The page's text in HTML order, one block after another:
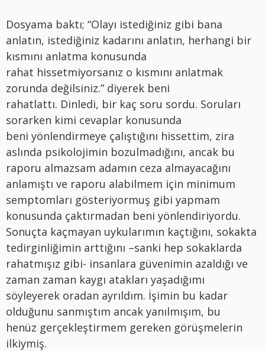
Dosyama baktı; “Olayı istediğiniz gibi bana
anlatın, istediğiniz kadarını anlatın, herhangi bir
kısmını anlatma konusunda
rahat hissetmiyorsanız o kısmını anlatmak
zorunda değilsiniz.” diyerek beni
rahatlattı. Dinledi, bir kaç soru sordu. Soruları
sorarken kimi cevaplar konusunda
beni yönlendirmeye çalıştığını hissettim, zira
aslında psikolojimin bozulmadığını, ancak bu
raporu almazsam adamın ceza almayacağını
anlamıştı ve raporu alabilmem için minimum
semptomları gösteriyormuş gibi yapmam
konusunda çaktırmadan beni yönlendiriyordu.
Sonuçta kaçmayan uykularımın kaçtığını, sokakta
tedirginliğimin arttığını –sanki hep sokaklarda
rahatmışız gibi- insanlara güvenimin azaldığı ve
zaman zaman kaygı atakları yaşadığımı
söyleyerek oradan ayrıldım. İşimin bu kadar
olduğunu sanmıştım ancak yanılmışım, bu
henüz gerçekleştirmem gereken görüşmelerin
ilkiymiş.